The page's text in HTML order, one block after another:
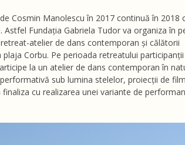
Cosmin Manolescu în 2017 continuă în 2018
Fundația Gabriela Tudor va organiza în
atelier de dans contemporan și călătorii
Corbu. Pe perioada retreatului participanții
la un atelier de dans contemporan în
sub lumina stelelor, proiecții de
cu realizarea unei variante de